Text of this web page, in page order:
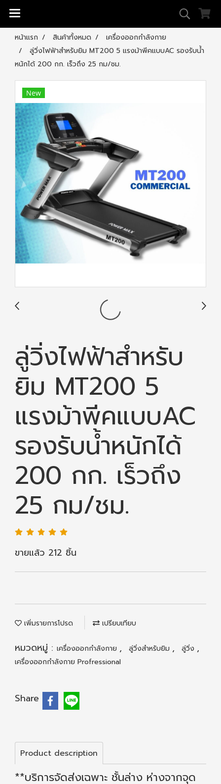
หน้าแรก สินค้าทั้งหมด
เครื่องออกกำลังกาย
ลู่วิ่งไฟฟ้าสำหรับยิม MT200 5 แรงม้าพีคแบบAC รองรับน้ำ
หนักได้ 200 กก. เร็วถึง 25 กม/ชม.
New
ลู่วิ่งไฟฟ้าสำหรับ
ยิม MT200 5
แรงม้าพีคแบบAC
รองรับน้ำหนักได้
200 กก. เร็วถึง
25 กม/ชม.
ขายแล้ว 212 ชิ้น
เพิ่มรายการโปรด เปรียบเทียบ
หมวดหมู่ : เครื่องออกกำลังกาย , ลู่วิ่งสำหรับยิม , ลู่วิ่ง ,
เครื่องออกกำลังกาย Profressional
Share
Product description
**บริการจัดส่งเฉพาะ ชั้นล่าง ห่างจากจุด